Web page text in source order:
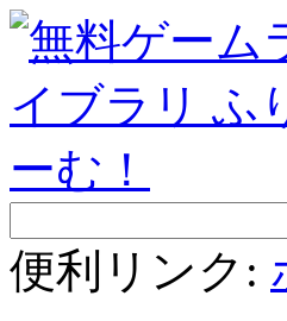
便利リンク: